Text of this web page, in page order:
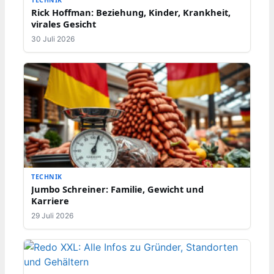
Rick Hoffman: Beziehung, Kinder, Krankheit,
virales Gesicht
30 Juli 2026
TECHNIK
Jumbo Schreiner: Familie, Gewicht und
Karriere
29 Juli 2026